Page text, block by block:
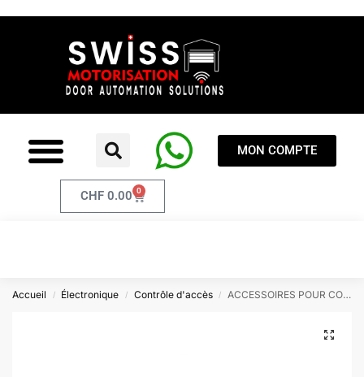
MON COMPTE
CHF0.00 0
Accueil / Électronique / Contrôle d'accès / ACCESSOIRES POUR CONTRÔLE D`ACCÈS